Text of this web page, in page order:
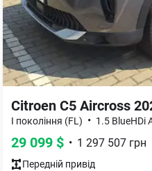
Citroen C5 Aircross
I покоління (FL) • 1.5 BlueHDi
29 099 $ • 1 297 507 грн
Передній привід